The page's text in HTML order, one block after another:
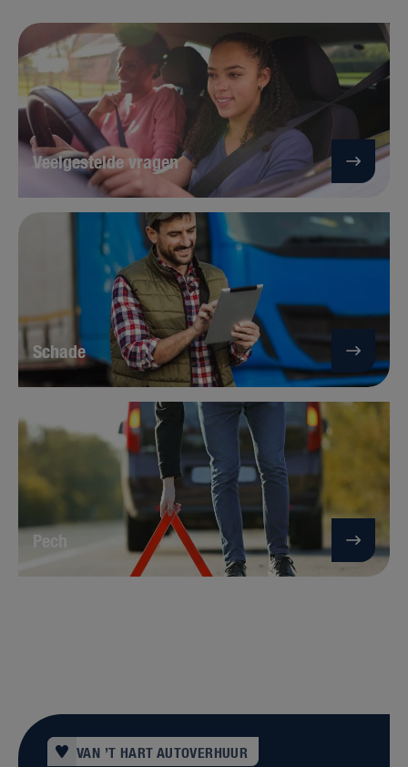
Veelgestelde vragen
Schade
Pech
VAN ’T HART AUTOVERHUUR